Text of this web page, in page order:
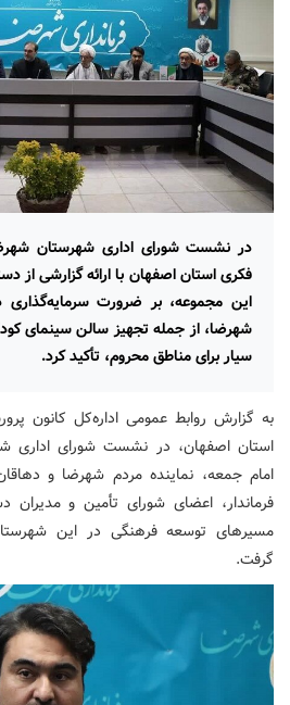
در نشست شورای اداری شهرستان
فکری استان اصفهان با ارائه گزارشی از
این مجموعه، بر ضرورت
شهرضا، از جمله تجهیز سالن سینمای
سیار برای مناطق محروم، تأکید کرد.
به گزارش روابط عمومی اداره‌کل کانون
استان اصفهان، در نشست شورای اداری
امام جمعه، نماینده مردم شهرضا و
فرماندار، اعضای شورای تأمین و مدیران
مسیرهای توسعه فرهنگی در این
گرفت.